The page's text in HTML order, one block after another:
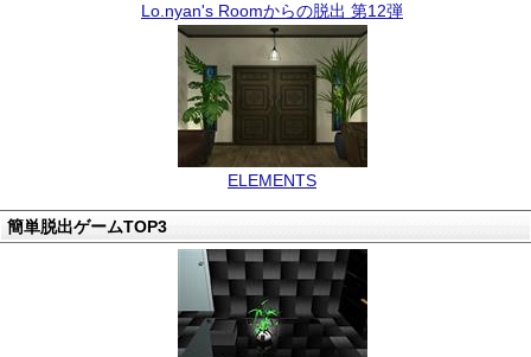
Lo.nyan's Roomからの脱出 第12弾
ELEMENTS
簡単脱出ゲームTOP3